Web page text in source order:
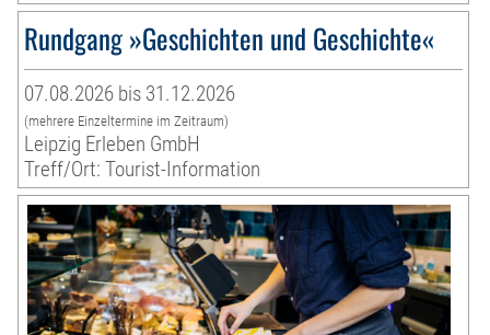
Rundgang »Geschichten und Geschichte«
07.08.2026 bis 31.12.2026
(mehrere Einzeltermine im Zeitraum)
Leipzig Erleben GmbH
Treff/Ort: Tourist-Information